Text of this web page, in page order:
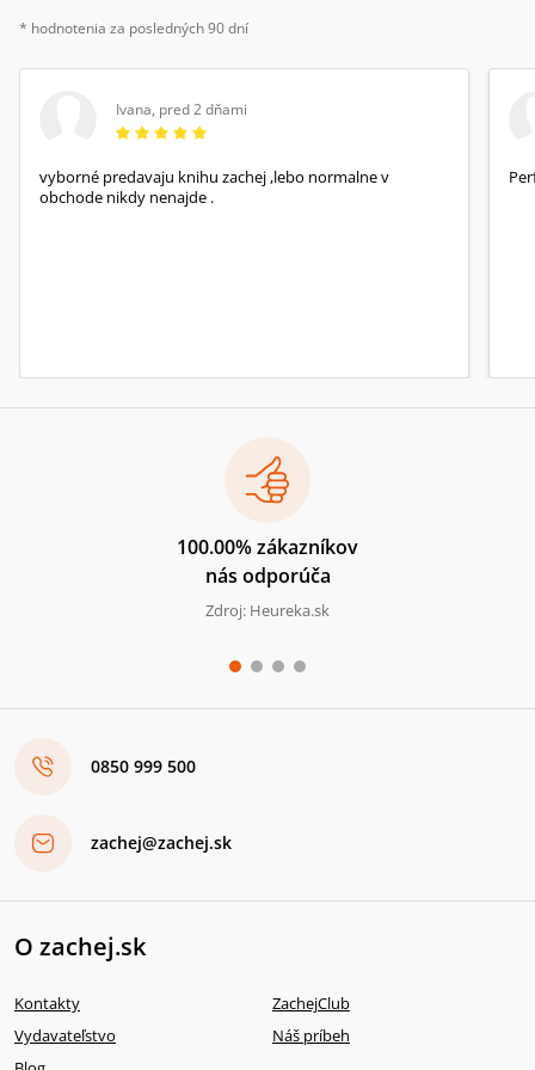
* hodnotenia za posledných 90 dní
Ivana, pred 2 dňami
vyborné predavaju knihu zachej ,lebo normalne v
obchode nikdy nenajde .
100.00% zákazníkov
nás odporúča
Zdroj: Heureka.sk
0850 999 500
zachej@zachej.sk
O zachej.sk
Kontakty
ZachejClub
Vydavateľstvo
Náš príbeh